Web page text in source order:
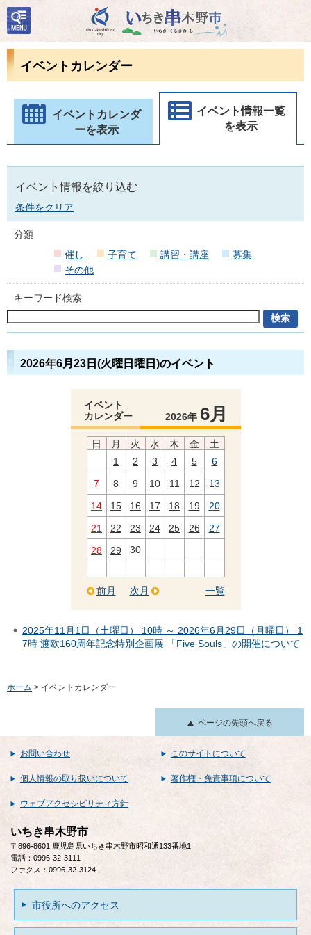
いちき串木野市
検
索・
共通
ューイベントカレンダー
イベントカレンダ
ーを表示
イベント情報一覧
を表示
イベント情報を絞り込む
条件をクリア
分類
催し
子育て 講習・講座
募集
その他
キーワード検索
2026年6月23日(火曜日曜日)のイベント
イベント
カレンダー
2026年 6月
日 月 火 水 木 金
土
1
2 3 4 5
6
7
8 9 10 11 12
13
14
15 16 17 18 19
20
21
22 23 24 25 26
27
28
29 30
前月 一覧
次月
2025年11月1日（土曜日） 10時 ～ 2026年6月29日（月曜日） 1
7時 渡欧160周年記念特別企画展 「Five Souls」の開催について
ホーム > イベントカレンダー
ページの先頭へ戻る
お問い合わせ このサイトについて
個人情報の取り扱いについて 著作権・免責事項について
ウェブアクセシビリティ方針
いちき串木野市
〒896-8601 鹿児島県いちき串木野市昭和通133番地1
電話：0996-32-3111
ファクス：0996-32-3124
市役所へのアクセス